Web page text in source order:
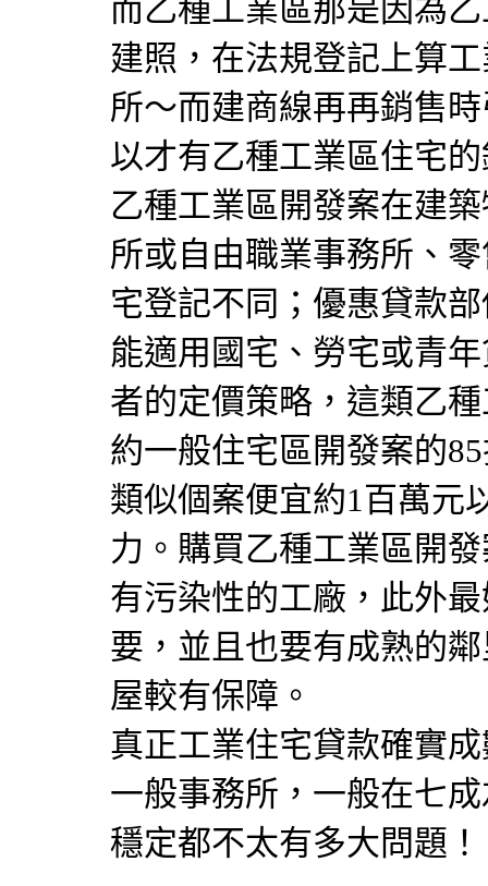
而乙種工業區那是因為
建照，在法規登記上算
所～而建商線再再銷售
以才有乙種工業區住宅
乙種工業區開發案在建
所或自由職業事務所、
宅登記不同；優惠貸款
能適用國宅、勞宅或青
者的定價策略，這類乙
約一般住宅區開發案的
類似個案便宜約1百萬元
力。購買乙種工業區開
有污染性的工廠，此外
要，並且也要有成熟的
屋較有保障。
真正工業住宅貸款確實
一般事務所，一般在七
穩定都不太有多大問題！